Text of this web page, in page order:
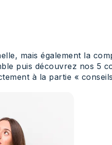
mais également la
puis découvrez nos 5
à la partie «